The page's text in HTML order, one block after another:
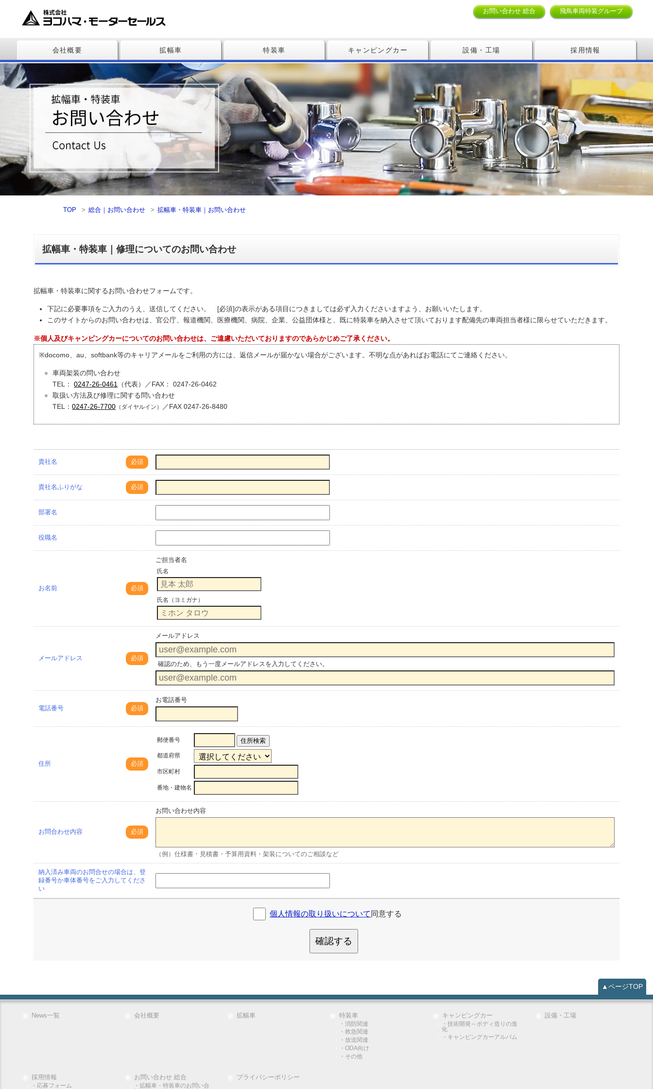
お問い合わせ 総合 飛鳥車両特装グループ
会社概要 拡幅車 特装車 キャンピングカー 設備・工場 採用情報
TOP 総合｜お問い合わせ 拡幅車・特装車｜お問い合わせ
拡幅車・特装車｜修理についてのお問い合わせ
拡幅車・特装車に関するお問い合わせフォームです。
下記に必要事項をご入力のうえ、送信してください。 [必須]の表示がある項目につきましては必ず入力くださいますよう、お願いいたします。
このサイトからのお問い合わせは、官公庁、報道機関、医療機関、病院、企業、公益団体様と、既に特装車を納入させて頂いております配備先の車両担当者様に限らせていただきます。
※個人及びキャンピングカーについてのお問い合わせは、ご遠慮いただいておりますのであらかじめご了承ください。
※docomo、au、softbank等のキャリアメールをご利用の方には、返信メールが届かない場合がございます。不明な点があればお電話にてご連絡ください。
車両架装の問い合わせ
TEL：0247-26-0461
（代表）／FAX： 0247-26-0462
取扱い方法及び修理に関する問い合わせ
TEL：0247-26-7700 （ダイヤルイン） ／FAX 0247-26-8480
貴社名 必須
貴社名ふりがな 必須
部署名
役職名
お名前 必須
ご担当者名
氏名
氏名（ヨミガナ）
メールアドレス 必須
メールアドレス
確認のため、もう一度メールアドレスを入力してください。
電話番号 必須
お電話番号
住所 必須
郵便番号 住所検索
都道府県
市区町村
番地・建物名
お問合わせ内容 必須
お問い合わせ内容
（例）仕様書・見積書・予算用資料・架装についてのご相談など
納入済み車両のお問合せの場合は、登
録番号か車体番号をご入力してくださ
い
個人情報の取り扱いについて 同意する
確認する
▲ページTOP
News一覧 会社概要 拡幅車 特装車
・消防関連
・救急関連
・放送関連
・ODA向け
・その他
キャンピングカー
・技術開発～ボディ造りの進
化
・キャンピングカーアルバム
設備・工場
採用情報
・応募フォーム
お問い合わせ 総合
・拡幅車・特装車のお問い合
プライバシーポリシー